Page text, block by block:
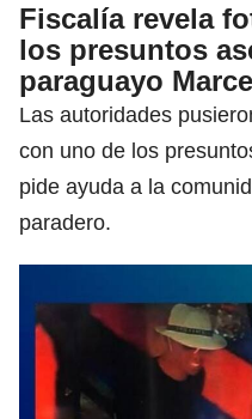
Fiscalía revela
los presuntos
paraguayo
Las autoridades
con uno de los
pide ayuda a la
paradero.